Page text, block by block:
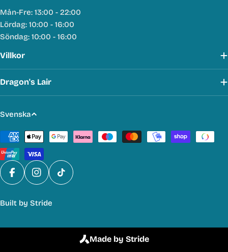
Mån-Fre: 13:00 - 22:00
Lördag: 10:00 - 16:00
Söndag: 10:00 - 16:00
Villkor
Dragon's Lair
S
p
r
å
k
Svenska
Betalmetoder
FacebookInstagram
TikTok
Built by Stride
Made by Stride